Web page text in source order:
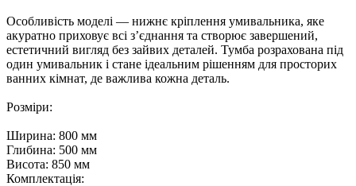
Особливість моделі — нижнє кріплення умивальника, яке
акуратно приховує всі з’єднання та створює завершений,
естетичний вигляд без зайвих деталей. Тумба розрахована під
один умивальник і стане ідеальним рішенням для просторих
ванних кімнат, де важлива кожна деталь.
Розміри:
Ширина: 800 мм
Глибина: 500 мм
Висота: 850 мм
Комплектація: